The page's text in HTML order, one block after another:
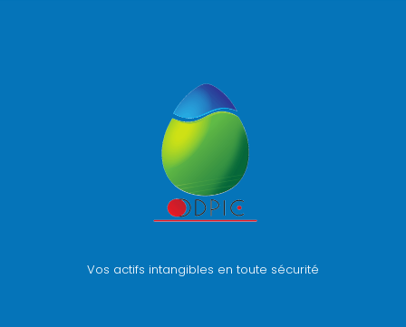
Vos actifs intangibles en toute sécurité